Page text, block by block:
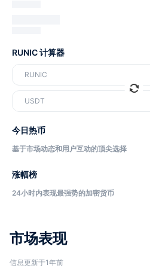
市场表现
信息更新于1年前
RUNIC 计算器
RUNIC
USDT
今日热币
基于市场动态和用户互动的顶尖选择
涨幅榜
24小时内表现最强势的加密货币